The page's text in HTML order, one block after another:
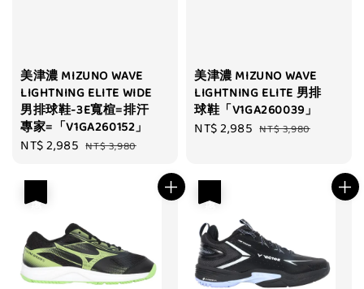
美津濃 MIZUNO WAVE
LIGHTNING ELITE WIDE
男排球鞋-3E寬楦≡排汗
專家≡「V1GA260152」
Sale
NT$ 2,985 Regular
NT$ 3,980
美津濃 MIZUNO WAVE
LIGHTNING ELITE 男排
球鞋「V1GA260039」
Sale
NT$ 2,985 Regular
NT$ 3,980